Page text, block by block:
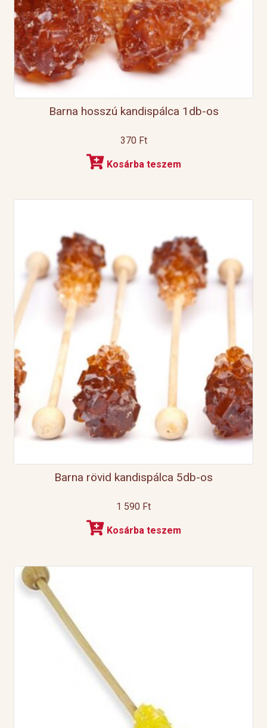
Barna hosszú kandispálca 1db-os
370 Ft
Kosárba teszem
Barna rövid kandispálca 5db-os
1 590 Ft
Kosárba teszem